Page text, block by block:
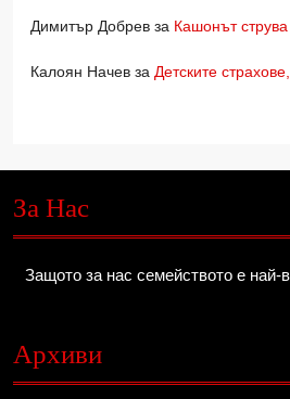
Димитър Добрев за Кашонът
Калоян Начев за Детските
За Нас
Защото за нас семейството е
Архиви